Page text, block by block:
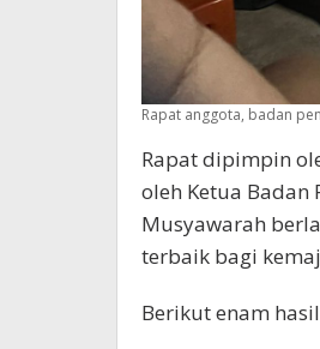
Rapat anggota, badan
Rapat dipimpin
oleh Ketua Badan
Musyawarah
terbaik bagi
Berikut enam